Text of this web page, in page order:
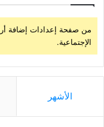
من صفحة إعدادات إضافة
الإجتماعية.
الأشهر